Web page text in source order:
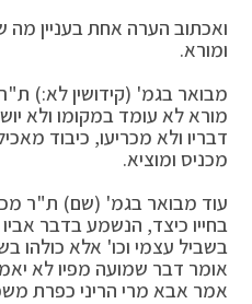
ואכתוב הערה אחת בעניין מה
ומורא.
מבואר בגמ' (קידושין לא:) ת"ר
מורא לא עומד במקומו ולא
דבריו ולא מכריעו, כיבוד
מכניס ומוציא.
עוד מבואר בגמ' (שם) ת"ר
בחייו כיצד, הנשמע בדבר
בשביל עצמי וכו' אלא כולהו
אומר דבר שמועה מפיו לא
אמר אבא מרי הריני כפרת